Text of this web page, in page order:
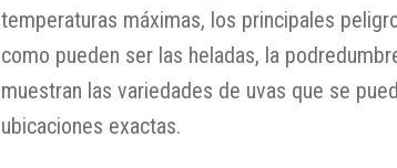
temperaturas máximas, los principales
como pueden ser las heladas, la
muestran las variedades de uvas que se
ubicaciones exactas.